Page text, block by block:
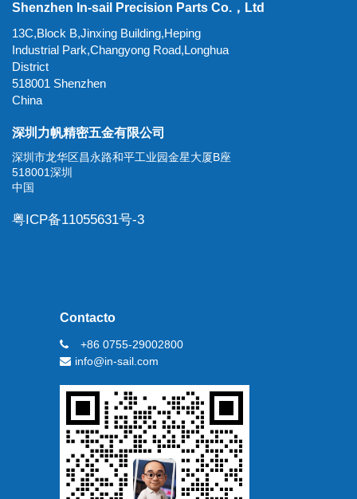
Shenzhen In-sail Precision Parts Co.，Ltd
13C,Block B,Jinxing Building,Heping
Industrial Park,Changyong Road,Longhua
District
518001 Shenzhen
China
深圳力帆精密五金有限公司
深圳市龙华区昌永路和平工业园金星大厦B座
518001深圳
中国
粤ICP备11055631号-3
Contacto
+86 0755-29002800
info@in-sail.com